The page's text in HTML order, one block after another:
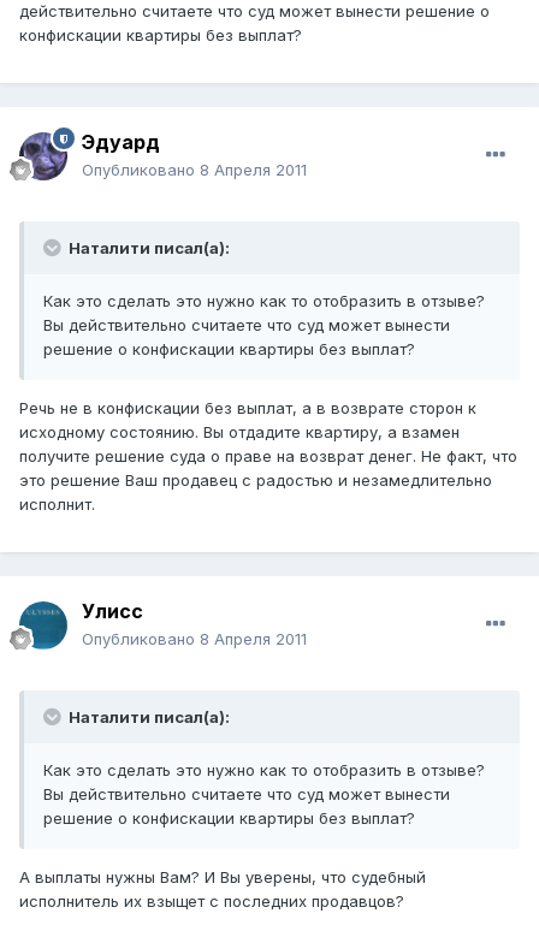
действительно считаете что суд может вынести решение о
конфискации квартиры без выплат?
Эдуард
Опубликовано 8 Апреля 2011
Наталити писал(а):
Как это сделать это нужно как то отобразить в отзыве?
Вы действительно считаете что суд может вынести
решение о конфискации квартиры без выплат?
Речь не в конфискации без выплат, а в возврате сторон к
исходному состоянию. Вы отдадите квартиру, а взамен
получите решение суда о праве на возврат денег. Не факт, что
это решение Ваш продавец с радостью и незамедлительно
исполнит.
Улисс
Опубликовано 8 Апреля 2011
Наталити писал(а):
Как это сделать это нужно как то отобразить в отзыве?
Вы действительно считаете что суд может вынести
решение о конфискации квартиры без выплат?
А выплаты нужны Вам? И Вы уверены, что судебный
исполнитель их взыщет с последних продавцов?